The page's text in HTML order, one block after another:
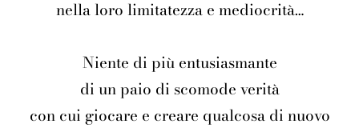
nella loro limitatezza e mediocrità…
Niente di più entusiasmante
di un paio di scomode verità
con cui giocare e creare qualcosa di nuovo